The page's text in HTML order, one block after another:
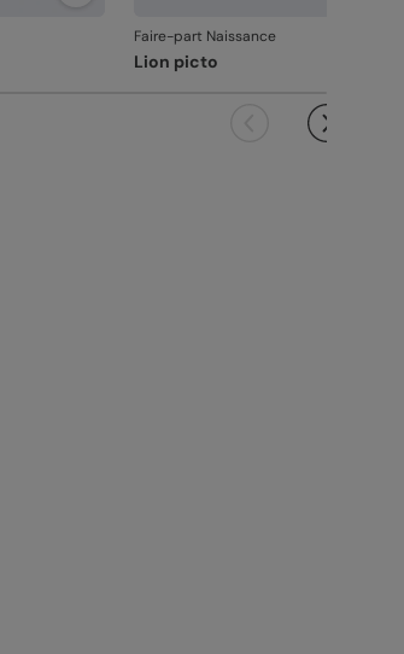
Faire-part Naissance
Lion picto